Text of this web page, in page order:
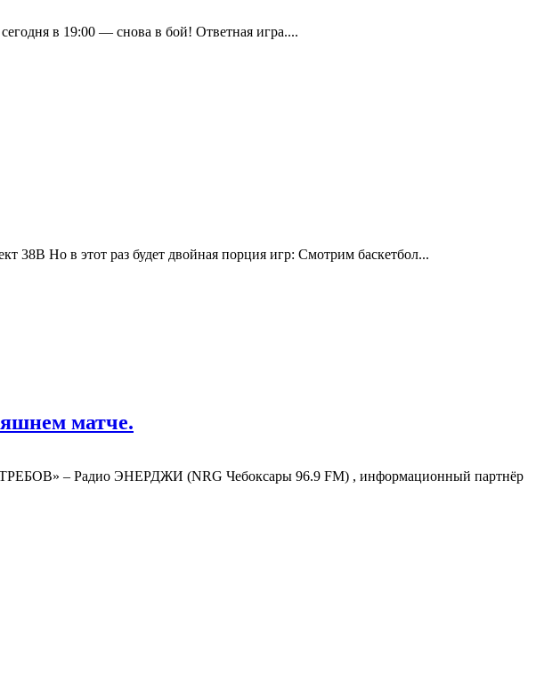
в 19:00 — снова в бой! Ответная игра....
Но в этот раз будет двойная порция игр: Смотрим баскетбол...
матче.
– Радио ЭНЕРДЖИ (NRG Чебоксары 96.9 FM) , информационный партнёр